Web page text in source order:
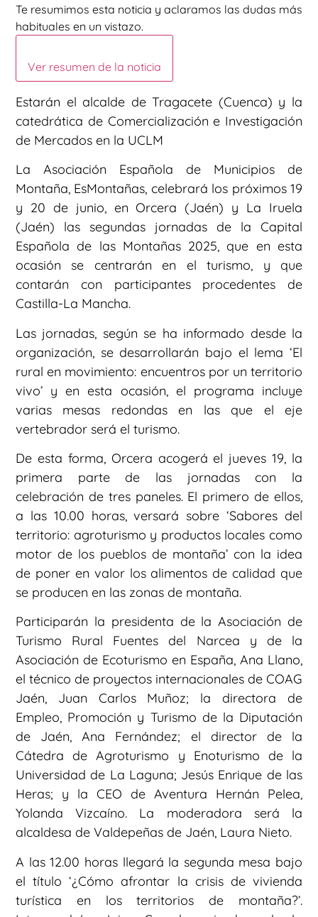
Te resumimos esta noticia y aclaramos las dudas más
habituales en un vistazo.
Ver resumen de la noticia
Estarán el alcalde de Tragacete (Cuenca) y la
catedrática de Comercialización e Investigación
de Mercados en la UCLM
La Asociación Española de Municipios de
Montaña, EsMontañas, celebrará los próximos 19
y 20 de junio, en Orcera (Jaén) y La Iruela
(Jaén) las segundas jornadas de la Capital
Española de las Montañas 2025, que en esta
ocasión se centrarán en el turismo, y que
contarán con participantes procedentes de
Castilla-La Mancha.
Las jornadas, según se ha informado desde la
organización, se desarrollarán bajo el lema ‘El
rural en movimiento: encuentros por un territorio
vivo’ y en esta ocasión, el programa incluye
varias mesas redondas en las que el eje
vertebrador será el turismo.
De esta forma, Orcera acogerá el jueves 19, la
primera parte de las jornadas con la
celebración de tres paneles. El primero de ellos,
a las 10.00 horas, versará sobre ‘Sabores del
territorio: agroturismo y productos locales como
motor de los pueblos de montaña’ con la idea
de poner en valor los alimentos de calidad que
se producen en las zonas de montaña.
Participarán la presidenta de la Asociación de
Turismo Rural Fuentes del Narcea y de la
Asociación de Ecoturismo en España, Ana Llano,
el técnico de proyectos internacionales de COAG
Jaén, Juan Carlos Muñoz; la directora de
Empleo, Promoción y Turismo de la Diputación
de Jaén, Ana Fernández; el director de la
Cátedra de Agroturismo y Enoturismo de la
Universidad de La Laguna; Jesús Enrique de las
Heras; y la CEO de Aventura Hernán Pelea,
Yolanda Vizcaíno. La moderadora será la
alcaldesa de Valdepeñas de Jaén, Laura Nieto.
A las 12.00 horas llegará la segunda mesa bajo
el título ‘¿Cómo afrontar la crisis de vivienda
turística en los territorios de montaña?’.